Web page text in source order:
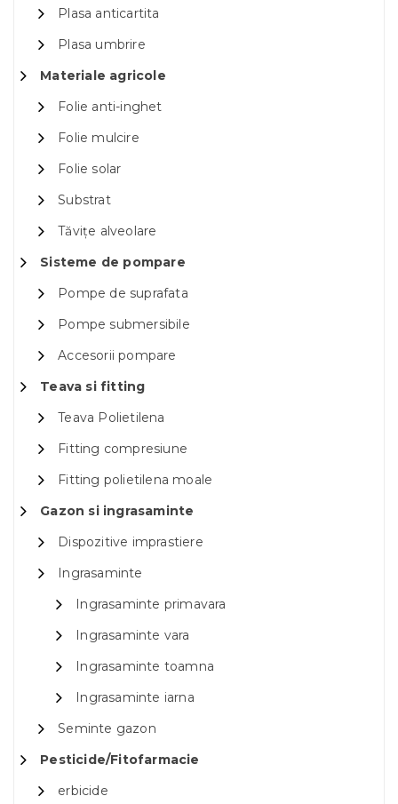
Plasa anticartita
Plasa umbrire
Materiale agricole
Folie anti-inghet
Folie mulcire
Folie solar
Substrat
Tăvițe alveolare
Sisteme de pompare
Pompe de suprafata
Pompe submersibile
Accesorii pompare
Teava si fitting
Teava Polietilena
Fitting compresiune
Fitting polietilena moale
Gazon si ingrasaminte
Dispozitive imprastiere
Ingrasaminte
Ingrasaminte primavara
Ingrasaminte vara
Ingrasaminte toamna
Ingrasaminte iarna
Seminte gazon
Pesticide/Fitofarmacie
erbicide